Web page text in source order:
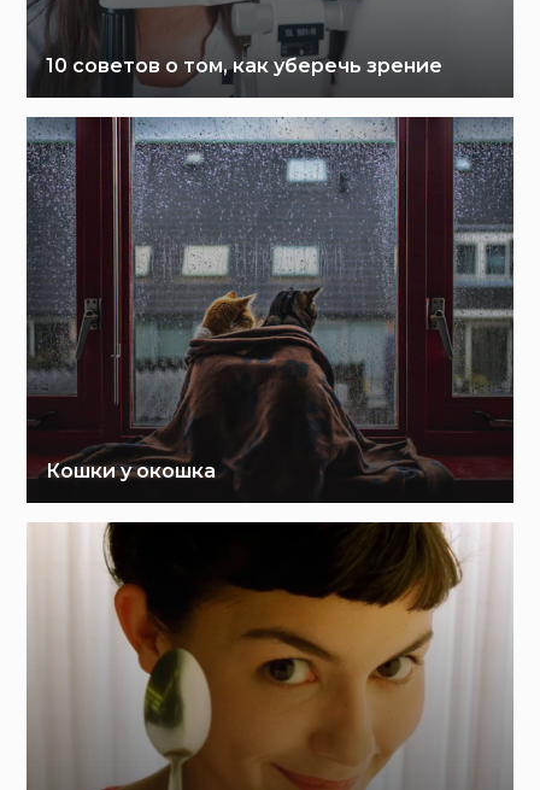
10 советов о том, как уберечь зрение
Кошки у окошка